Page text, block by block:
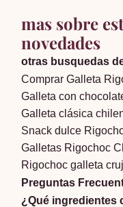
mas sobre
novedades
otras busquedas
Comprar Galleta
Galleta con
Galleta clásica
Snack dulce
Galletas Rigochoc
Rigochoc galleta
Preguntas
¿Qué ingredientes